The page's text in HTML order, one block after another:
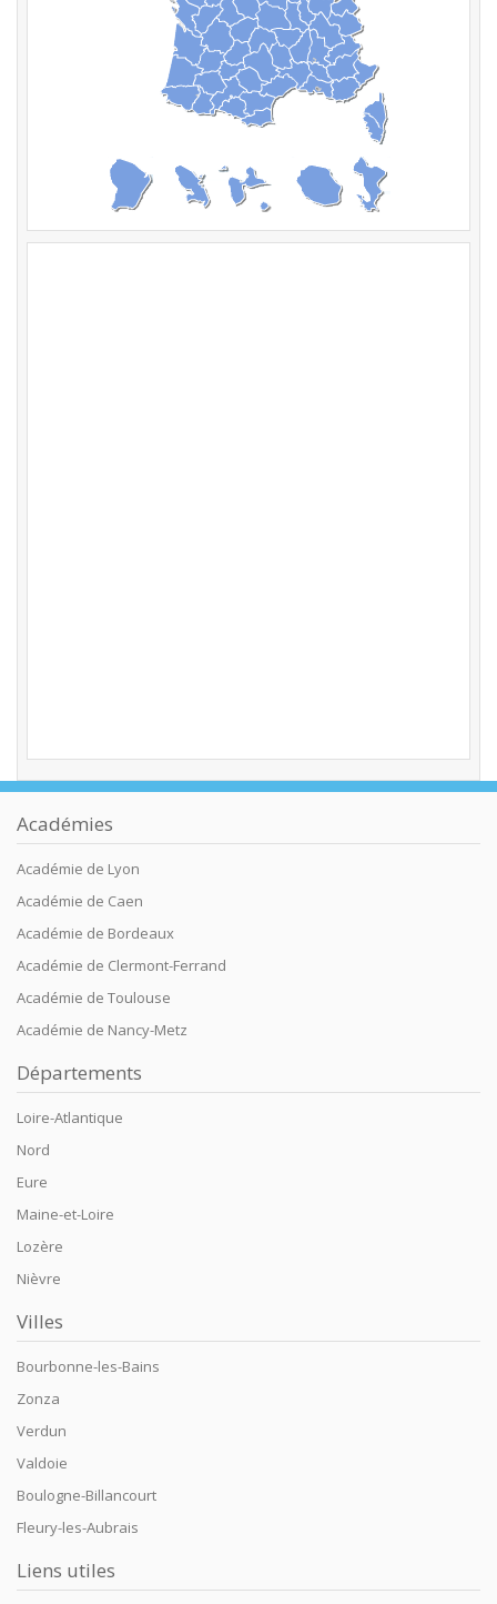
Académies
Académie de Lyon
Académie de Caen
Académie de Bordeaux
Académie de Clermont-Ferrand
Académie de Toulouse
Académie de Nancy-Metz
Départements
Loire-Atlantique
Nord
Eure
Maine-et-Loire
Lozère
Nièvre
Villes
Bourbonne-les-Bains
Zonza
Verdun
Valdoie
Boulogne-Billancourt
Fleury-les-Aubrais
Liens utiles